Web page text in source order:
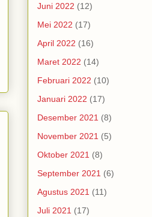
Juni 2022 (12)
Mei 2022 (17)
April 2022 (16)
Maret 2022 (14)
Februari 2022 (10)
Januari 2022 (17)
Desember 2021 (8)
November 2021 (5)
Oktober 2021 (8)
September 2021 (6)
Agustus 2021 (11)
Juli 2021 (17)